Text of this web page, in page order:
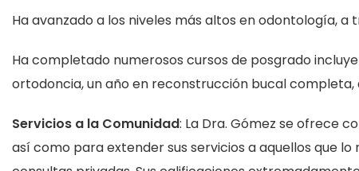
Ha avanzado a los niveles más altos en odontología,
Ha completado numerosos cursos de posgrado
ortodoncia, un año en reconstrucción bucal
Servicios a la Comunidad: La Dra. Gómez se ofrece
así como para extender sus servicios a aquellos que